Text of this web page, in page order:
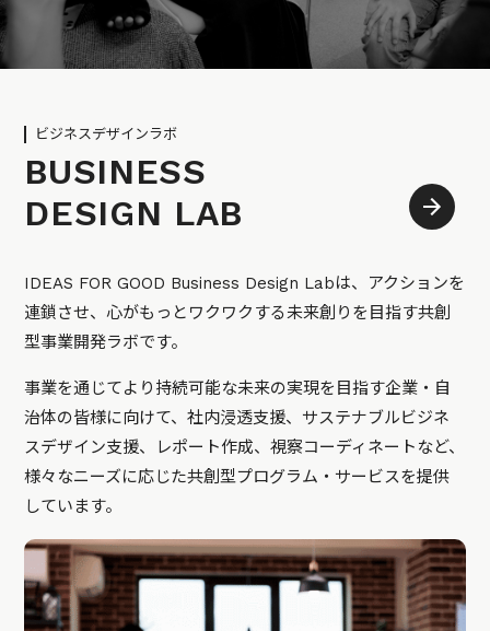
ビジネスデザインラボ
BUSINESS
DESIGN LAB
IDEAS FOR GOOD Business Design Labは、アクションを
連鎖させ、心がもっとワクワクする未来創りを目指す共創
型事業開発ラボです。
事業を通じてより持続可能な未来の実現を目指す企業・自
治体の皆様に向けて、社内浸透支援、サステナブルビジネ
スデザイン支援、レポート作成、視察コーディネートなど、
様々なニーズに応じた共創型プログラム・サービスを提供
しています。